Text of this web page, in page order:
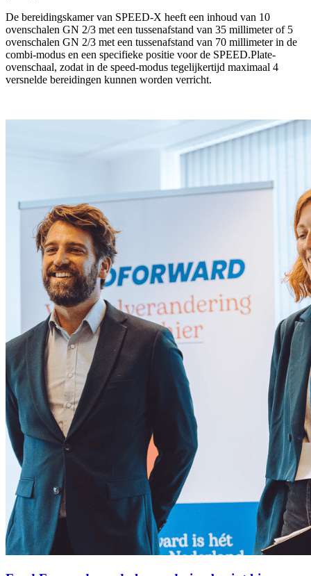
De bereidingskamer van SPEED-X heeft een inhoud van 10
ovenschalen GN 2/3 met een tussenafstand van 35 millimeter of 5
ovenschalen GN 2/3 met een tussenafstand van 70 millimeter in de
combi-modus en een specifieke positie voor de SPEED.Plate-
ovenschaal, zodat in de speed-modus tegelijkertijd maximaal 4
versnelde bereidingen kunnen worden verricht.